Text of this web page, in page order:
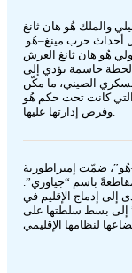
قيلي والملك هُو هان ثانغ
أحداث حرب مينغ–هُو.
هُو هان ثانغ العرش
حاسمة تؤدي إلى
الصيني، ما مكّن
كانت تحت حكم هُو
وفرض إدارتها عليها.
ضمّت إمبراطورية
باسم “جياوزي”.
إلى إدماج الإقليم في
إلى بسط سلطتها على